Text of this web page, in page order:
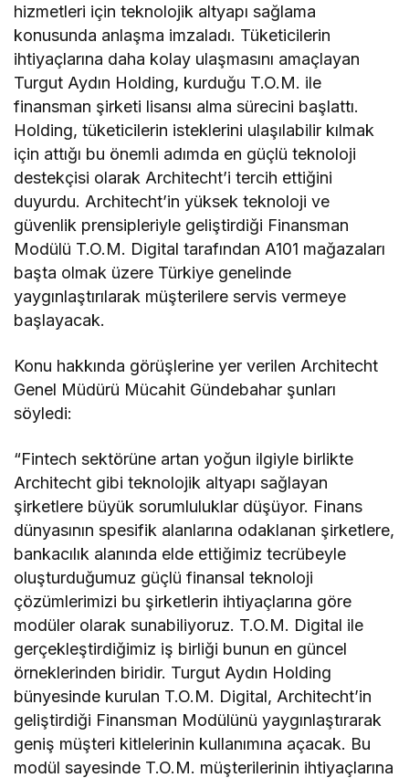
hizmetleri için teknolojik altyapı sağlama
konusunda anlaşma imzaladı. Tüketicilerin
ihtiyaçlarına daha kolay ulaşmasını amaçlayan
Turgut Aydın Holding, kurduğu T.O.M. ile
finansman şirketi lisansı alma sürecini başlattı.
Holding, tüketicilerin isteklerini ulaşılabilir kılmak
için attığı bu önemli adımda en güçlü teknoloji
destekçisi olarak Architecht’i tercih ettiğini
duyurdu. Architecht’in yüksek teknoloji ve
güvenlik prensipleriyle geliştirdiği Finansman
Modülü T.O.M. Digital tarafından A101 mağazaları
başta olmak üzere Türkiye genelinde
yaygınlaştırılarak müşterilere servis vermeye
başlayacak.
Konu hakkında görüşlerine yer verilen Architecht
Genel Müdürü Mücahit Gündebahar şunları
söyledi:
“Fintech sektörüne artan yoğun ilgiyle birlikte
Architecht gibi teknolojik altyapı sağlayan
şirketlere büyük sorumluluklar düşüyor. Finans
dünyasının spesifik alanlarına odaklanan şirketlere,
bankacılık alanında elde ettiğimiz tecrübeyle
oluşturduğumuz güçlü finansal teknoloji
çözümlerimizi bu şirketlerin ihtiyaçlarına göre
modüler olarak sunabiliyoruz. T.O.M. Digital ile
gerçekleştirdiğimiz iş birliği bunun en güncel
örneklerinden biridir. Turgut Aydın Holding
bünyesinde kurulan T.O.M. Digital, Architecht’in
geliştirdiği Finansman Modülünü yaygınlaştırarak
geniş müşteri kitlelerinin kullanımına açacak. Bu
modül sayesinde T.O.M. müşterilerinin ihtiyaçlarına